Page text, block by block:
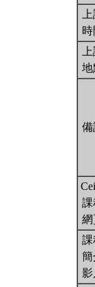
時
地
備
課
網
課
簡
影